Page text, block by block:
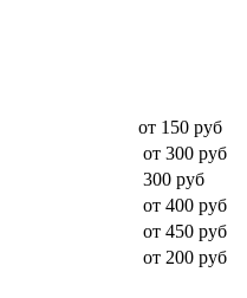
от 150 руб
от 300 руб
300 руб
от 400 руб
от 450 руб
от 200 руб